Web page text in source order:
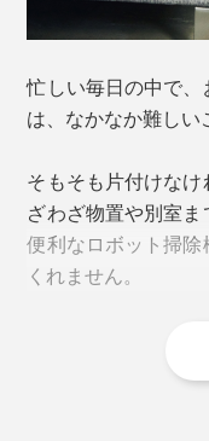
忙しい毎日の中で
は、なかなか難しい
そもそも片付けな
ざわざ物置や別室ま
便利なロボット掃
くれません。
その面倒な掃除を